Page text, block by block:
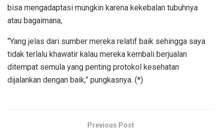
bisa mengadaptasi mungkin karena kekebalan tubuhnya
atau bagaimana,
“Yang jelas dari sumber mereka relatif baik sehingga saya
tidak terlalu khawatir kalau mereka kembali berjualan
ditempat semula yang penting protokol kesehatan
dijalankan dengan baik,” pungkasnya. (*)
Previous Post